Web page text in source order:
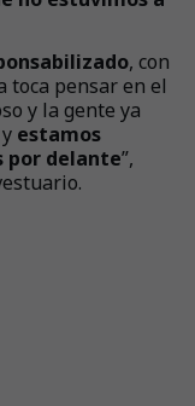
, con
toca pensar en el
y la gente ya
estamos
por delante”,